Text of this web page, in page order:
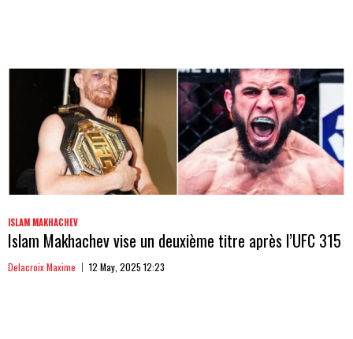
ISLAM MAKHACHEV
Islam Makhachev vise un deuxième titre après l’UFC 315
Delacroix Maxime 12 May, 2025 12:23